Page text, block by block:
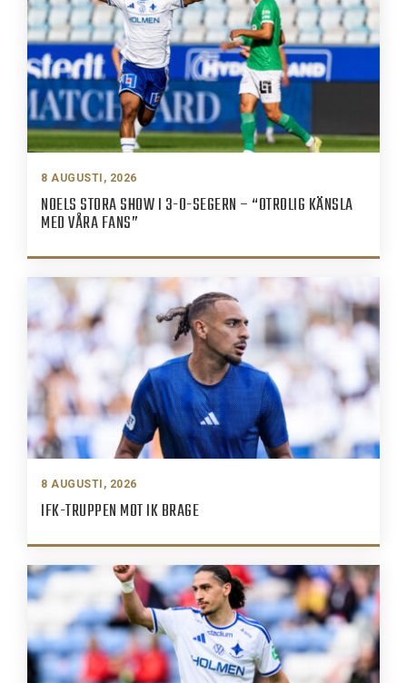
8 AUGUSTI, 2026
NOELS STORA SHOW I 3-0-SEGERN – “OTROLIG KÄNSLA
MED VÅRA FANS”
8 AUGUSTI, 2026
IFK-TRUPPEN MOT IK BRAGE